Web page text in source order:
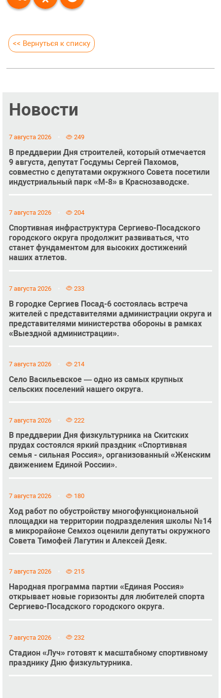
<< Вернуться к списку
Новости
7 августа 2026 249
В преддверии Дня строителей, который отмечается
9 августа, депутат Госдумы Сергей Пахомов,
совместно с депутатами окружного Совета посетили
индустриальный парк «М-8» в Краснозаводске.
7 августа 2026 204
Спортивная инфраструктура Сергиево-Посадского
городского округа продолжит развиваться, что
станет фундаментом для высоких достижений
наших атлетов.
7 августа 2026 233
В городке Сергиев Посад-6 состоялась встреча
жителей с представителями администрации округа и
представителями министерства обороны в рамках
«Выездной администрации».
7 августа 2026 214
Село Васильевское — одно из самых крупных
сельских поселений нашего округа.
7 августа 2026 222
В преддверии Дня физкультурника на Скитских
прудах состоялся яркий праздник «Спортивная
семья - сильная Россия», организованный «Женским
движением Единой России».
7 августа 2026 180
Ход работ по обустройству многофункциональной
площадки на территории подразделения школы №14
в микрорайоне Семхоз оценили депутаты окружного
Совета Тимофей Лагутин и Алексей Деяк.
7 августа 2026 215
Народная программа партии «Единая Россия»
открывает новые горизонты для любителей спорта
Сергиево-Посадского городского округа.
7 августа 2026 232
Стадион «Луч» готовят к масштабному спортивному
празднику Дню физкультурника.